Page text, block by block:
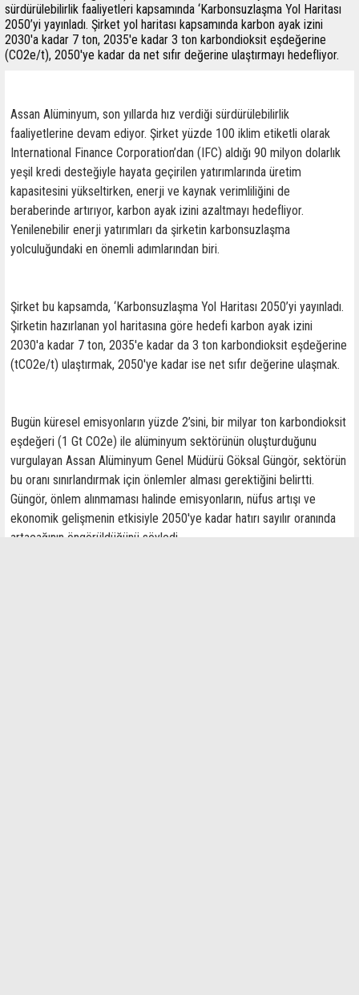
sürdürülebilirlik faaliyetleri kapsamında ‘Karbonsuzlaşma Yol Haritası
2050’yi yayınladı. Şirket yol haritası kapsamında karbon ayak izini
2030'a kadar 7 ton, 2035'e kadar 3 ton karbondioksit eşdeğerine
(CO2e/t), 2050'ye kadar da net sıfır değerine ulaştırmayı hedefliyor.
Assan Alüminyum, son yıllarda hız verdiği sürdürülebilirlik
faaliyetlerine devam ediyor. Şirket yüzde 100 iklim etiketli olarak
International Finance Corporation’dan (IFC) aldığı 90 milyon dolarlık
yeşil kredi desteğiyle hayata geçirilen yatırımlarında üretim
kapasitesini yükseltirken, enerji ve kaynak verimliliğini de
beraberinde artırıyor, karbon ayak izini azaltmayı hedefliyor.
Yenilenebilir enerji yatırımları da şirketin karbonsuzlaşma
yolculuğundaki en önemli adımlarından biri.
Şirket bu kapsamda, ‘Karbonsuzlaşma Yol Haritası 2050’yi yayınladı.
Şirketin hazırlanan yol haritasına göre hedefi karbon ayak izini
2030'a kadar 7 ton, 2035'e kadar da 3 ton karbondioksit eşdeğerine
(tCO2e/t) ulaştırmak, 2050'ye kadar ise net sıfır değerine ulaşmak.
Bugün küresel emisyonların yüzde 2’sini, bir milyar ton karbondioksit
eşdeğeri (1 Gt CO2e) ile alüminyum sektörünün oluşturduğunu
vurgulayan Assan Alüminyum Genel Müdürü Göksal Güngör, sektörün
bu oranı sınırlandırmak için önlemler alması gerektiğini belirtti.
Güngör, önlem alınmaması halinde emisyonların, nüfus artışı ve
ekonomik gelişmenin etkisiyle 2050'ye kadar hatırı sayılır oranında
artacağının öngörüldüğünü söyledi.